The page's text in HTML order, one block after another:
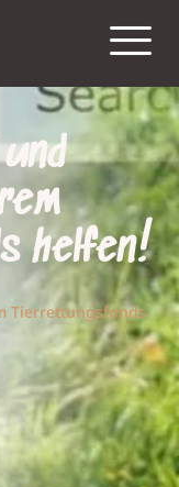
helfen!
Tierrettungsfonds